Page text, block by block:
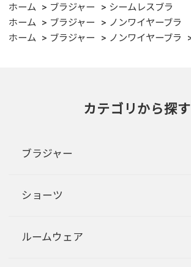
ホーム
ブラジャー
シームレスブラ
ホーム
ブラジャー
ノンワイヤーブラ
ホーム
ブラジャー ノンワイヤーブラ
カテゴリから探す
ブラジャー
ショーツ
ルームウェア